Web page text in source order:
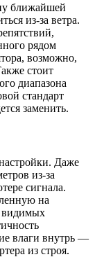
ближайшей
из-за ветра.
рядом
возможно,
стоит
диапазона
стандарт
заменить.
Даже
из-за
сигнала.
на
видимых
влаги внутрь —
из строя.